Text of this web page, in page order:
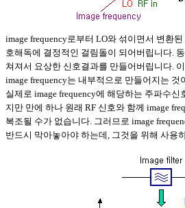
image frequency로부터 LO와 섞이면서 변환
호해독에 결정적인 걸림돌이 되어버립니다.
쳐져서 요상한 신호결과를 만들어버립니다.
image frequency는 내부적으로 만들어지는
실제로 image frequency에 해당하는 주파수
지만 만에 하나 원래 RF 신호와 함께 image
복조될 수가 없습니다. 그러므로 image
반드시 막아놓아야 하는데, 그것을 위해 사용